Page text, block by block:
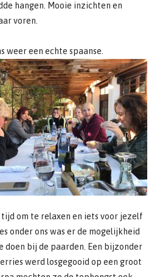
hangen. Mooie inzichten en
voren.
weer een echte spaanse.
om te relaxen en iets voor jezelf
onder ons was er de mogelijkheid
doen bij de paarden. Een bijzonder
werd losgegooid op een groot